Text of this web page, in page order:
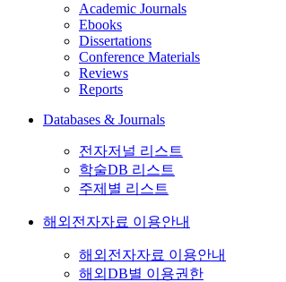
Academic Journals
Ebooks
Dissertations
Conference Materials
Reviews
Reports
Databases & Journals
전자저널 리스트
학술DB 리스트
주제별 리스트
해외전자자료 이용안내
해외전자자료 이용안내
해외DB별 이용권한